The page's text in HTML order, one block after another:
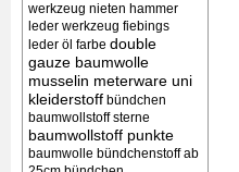
werkzeug nieten hammer
leder werkzeug fiebings
leder öl farbe double
gauze baumwolle
musselin meterware uni
kleiderstoff bündchen
baumwollstoff sterne
baumwollstoff punkte
baumwolle bündchenstoff ab